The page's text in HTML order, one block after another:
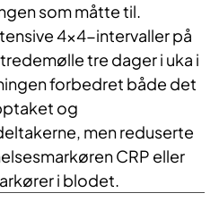
som måtte til.
4×4-intervaller på
tre dager i uka i
forbedret både det
og
men reduserte
CRP eller
i blodet.